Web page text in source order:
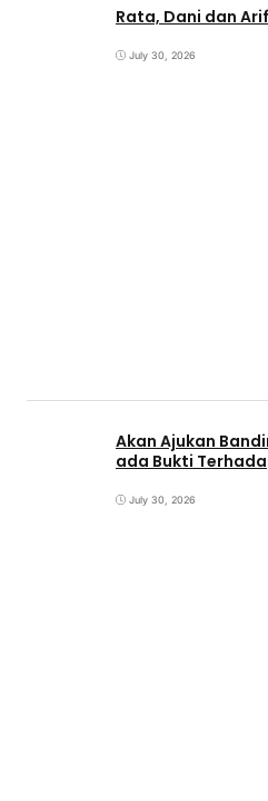
Rata, Dani dan
July 30, 2026
Akan Ajukan
ada Bukti
July 30, 2026